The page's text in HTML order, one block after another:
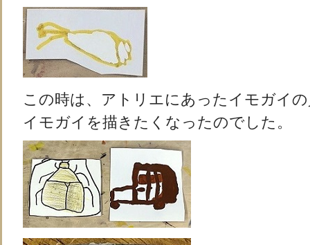
この時は、アトリエにあったイモガイ
イモガイを描きたくなったのでした。